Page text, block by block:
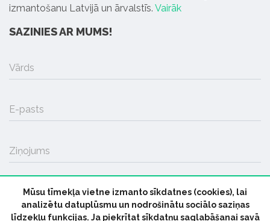
izmantošanu Latvijā un ārvalstīs. Vairāk
SAZINIES AR MUMS!
Vārds
E-pasts
Ziņojums
SŪTĪT
Mūsu tīmekļa vietne izmanto sīkdatnes (cookies), lai
analizētu datuplūsmu un nodrošinātu sociālo saziņas
līdzekļu funkcijas. Ja piekrītat sīkdatņu saglabāšanai savā